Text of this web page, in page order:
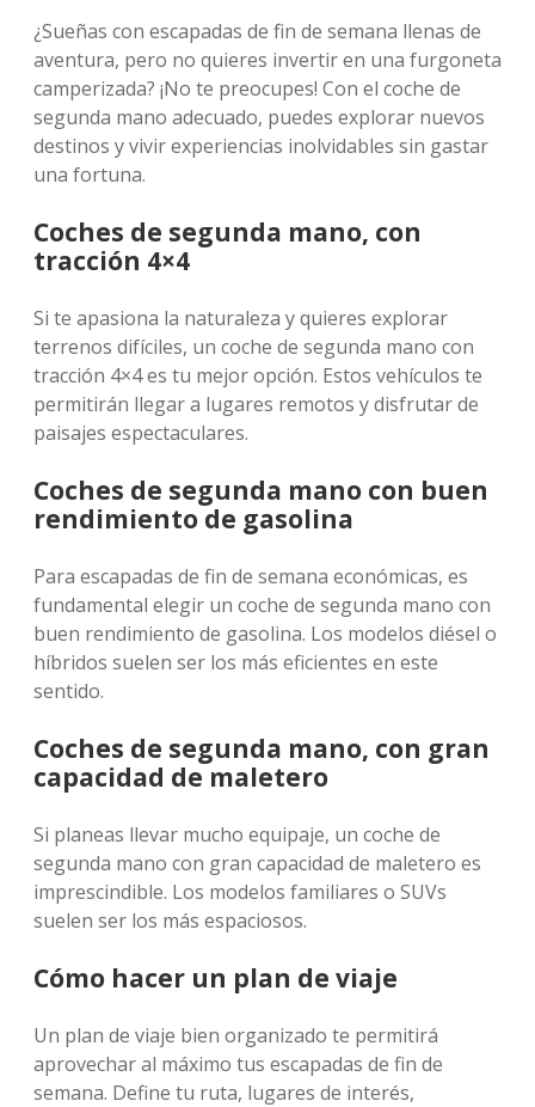
¿Sueñas con escapadas de fin de semana llenas de
aventura, pero no quieres invertir en una furgoneta
camperizada? ¡No te preocupes! Con el coche de
segunda mano adecuado, puedes explorar nuevos
destinos y vivir experiencias inolvidables sin gastar
una fortuna.
Coches de segunda mano, con
tracción 4×4
Si te apasiona la naturaleza y quieres explorar
terrenos difíciles, un coche de segunda mano con
tracción 4×4 es tu mejor opción. Estos vehículos te
permitirán llegar a lugares remotos y disfrutar de
paisajes espectaculares.
Coches de segunda mano con buen
rendimiento de gasolina
Para escapadas de fin de semana económicas, es
fundamental elegir un coche de segunda mano con
buen rendimiento de gasolina. Los modelos diésel o
híbridos suelen ser los más eficientes en este
sentido.
Coches de segunda mano, con gran
capacidad de maletero
Si planeas llevar mucho equipaje, un coche de
segunda mano con gran capacidad de maletero es
imprescindible. Los modelos familiares o SUVs
suelen ser los más espaciosos.
Cómo hacer un plan de viaje
Un plan de viaje bien organizado te permitirá
aprovechar al máximo tus escapadas de fin de
semana. Define tu ruta, lugares de interés,